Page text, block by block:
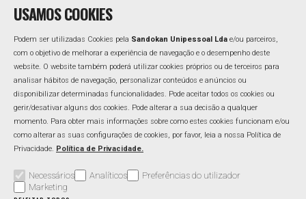
Equipamentos
Instalação
Assistência Técnica
Reabastecimento
REDES SOCIAIS
Facebook
Linkedin
Área ReservadaPerguntas Frequentes
Política de Privacidade
USAMOS COOKIES
Podem ser utilizadas Cookies pela Sandokan Unipessoal Lda e/ou parceiros,
com o objetivo de melhorar a experiência de navegação e o desempenho deste
website. O website também poderá utilizar cookies próprios ou de terceiros para
analisar hábitos de navegação, personalizar conteúdos e anúncios ou
disponibilizar determinadas funcionalidades. Pode aceitar todos os cookies ou
gerir/desativar alguns dos cookies. Pode alterar a sua decisão a qualquer
momento. Para obter mais informações sobre como estes cookies funcionam e/ou
como alterar as suas configurações de cookies, por favor, leia a nossa Política de
Privacidade. Política de Privacidade.
Necessários Analíticos
Preferências do utilizador
Marketing